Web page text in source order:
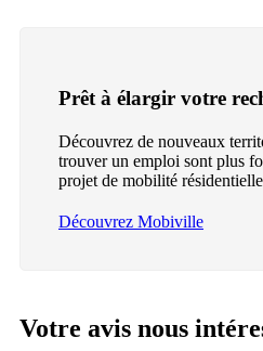
Prêt à élargir votre
Découvrez de nouveaux
trouver un emploi sont plus
projet de mobilité résidentielle
Découvrez Mobiville
Votre avis nous